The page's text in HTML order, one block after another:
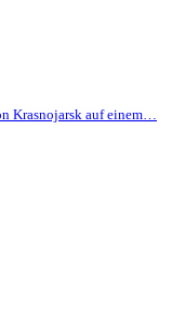
Krasnojarsk auf einem…